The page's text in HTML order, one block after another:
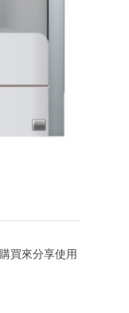
買來分享使用